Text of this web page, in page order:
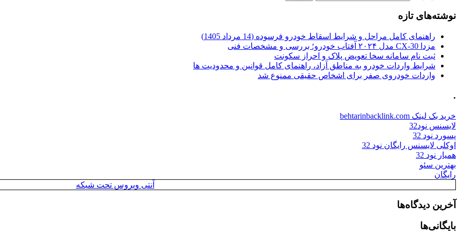
نوشته‌های تازه
راهنمای کامل مراحل و شرایط اسقاط خودرو فرسوده (14 مرداد 1405)
مزدا CX-30 مدل ۲۰۲۴ آفتاب خودرو؛ بررسی و مشخصات فنی
ثبت نام سامانه سخا تعویض پلاک و احراز سکونت
شرایط واردات خودرو به مناطق آزاد، راهنمای کامل قوانین و محدودیت ها
واردات خودروی صفر برای اشخاص حقیقی ممنوع شد
.
خرید بک لینک behtarinbacklink.com
لایسنس نود32
پسورد نود 32
اوکلی لایسنس رایگان نود 32
همیار نود 32
بهترین سئو
رایگان
آنتی ویروس تحت شبکه
آخرین دیدگاه‌ها
بایگانی‌ها